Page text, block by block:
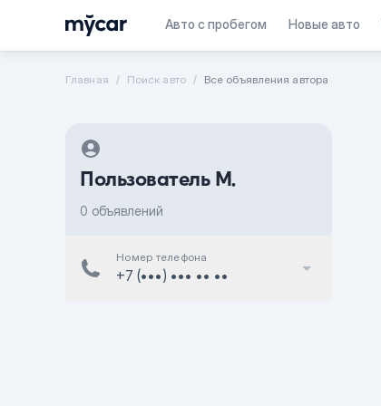
Авто с пробегом Новые авто
Главная Поиск авто Все объявления автора
Пользователь M.
0 объявлений
Номер телефона
+7 (•••) ••• •• ••